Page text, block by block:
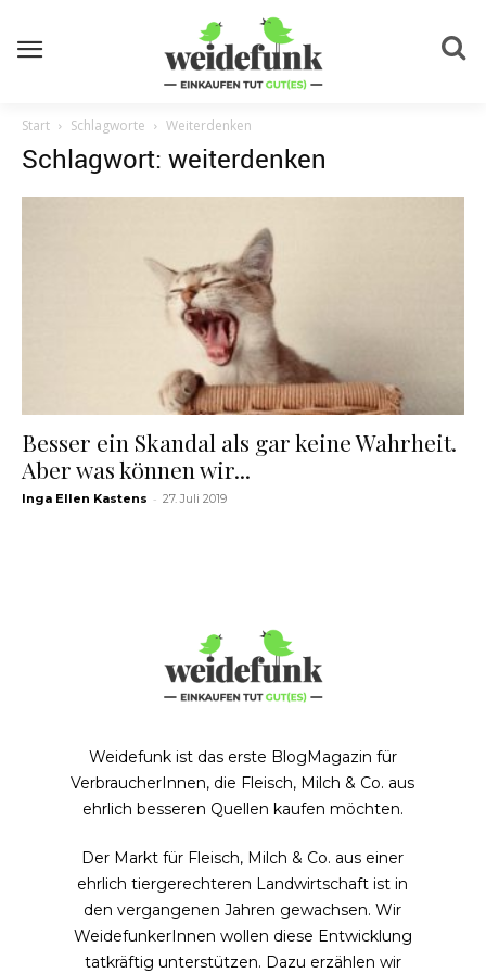
Start Schlagworte Weiterdenken
Schlagwort: weiterdenken
Besser ein Skandal als gar keine Wahrheit.
Aber was können wir...
Inga Ellen Kastens - 27. Juli 2019
Weidefunk ist das erste BlogMagazin für
VerbraucherInnen, die Fleisch, Milch & Co. aus
ehrlich besseren Quellen kaufen möchten.
Der Markt für Fleisch, Milch & Co. aus einer
ehrlich tiergerechteren Landwirtschaft ist in
den vergangenen Jahren gewachsen. Wir
WeidefunkerInnen wollen diese Entwicklung
tatkräftig unterstützen. Dazu erzählen wir